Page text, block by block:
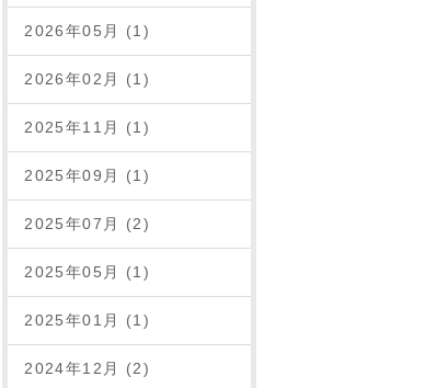
2026年05月 (1)
2026年02月 (1)
2025年11月 (1)
2025年09月 (1)
2025年07月 (2)
2025年05月 (1)
2025年01月 (1)
2024年12月 (2)